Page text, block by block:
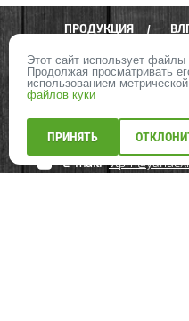
ПРОДУКЦИЯ
КАРТА САЙТА
+7 812 402-20-
E-mail:
Этот сайт использует
Продолжая просматривать
использованием
файлов куки
ПРИНЯТЬ